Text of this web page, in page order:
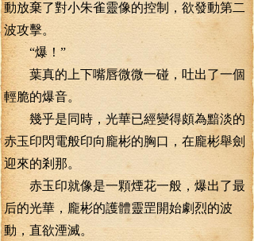
動放棄了對小朱雀靈像的控制，欲發動第二
波攻擊。
“爆！”
葉真的上下嘴唇微微一碰，吐出了一個
輕脆的爆音。
幾乎是同時，光華已經變得頗為黯淡的
赤玉印閃電般印向龐彬的胸口，在龐彬舉劍
迎來的剎那。
赤玉印就像是一顆煙花一般，爆出了最
后的光華，龐彬的護體靈罡開始劇烈的波
動，直欲湮滅。